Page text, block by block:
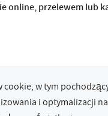
online, przelewem lub
cookie, w tym
i optymalizacji